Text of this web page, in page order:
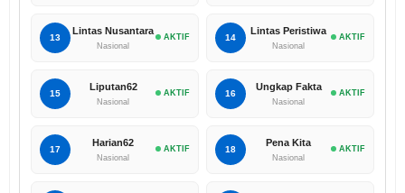
13
Lintas Nusantara
Nasional
AKTIF 14
Lintas Peristiwa
Nasional
AKTIF
15
Liputan62
Nasional
AKTIF 16
Ungkap Fakta
Nasional
AKTIF
17
Harian62
Nasional
AKTIF 18
Pena Kita
Nasional
AKTIF